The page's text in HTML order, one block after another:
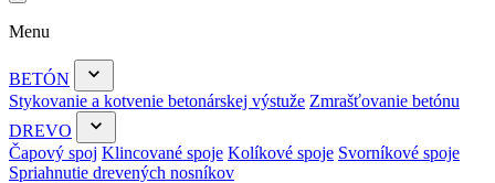
Menu
BETÓN
Stykovanie a kotvenie betonárskej výstuže Zmrašťovanie betónu
DREVO
Čapový spoj Klincované spoje Kolíkové spoje Svorníkové spoje
Spriahnutie drevených nosníkov